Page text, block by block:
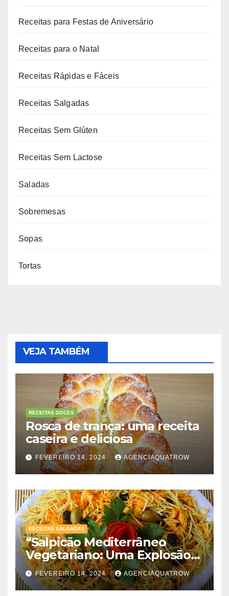
Receitas para Festas de Aniversário
Receitas para o Natal
Receitas Rápidas e Fáceis
Receitas Salgadas
Receitas Sem Glúten
Receitas Sem Lactose
Saladas
Sobremesas
Sopas
Tortas
VEJA TAMBÉM
RECEITAS DOCES
Rosca de trança: uma receita
caseira e deliciosa
FEVEREIRO 14, 2024 AGENCIAQUATROW
RECEITAS SALGADAS
“Salpicão Mediterrâneo
Vegetariano: Uma Explosão
de Sabores!”
FEVEREIRO 14, 2024 AGENCIAQUATROW